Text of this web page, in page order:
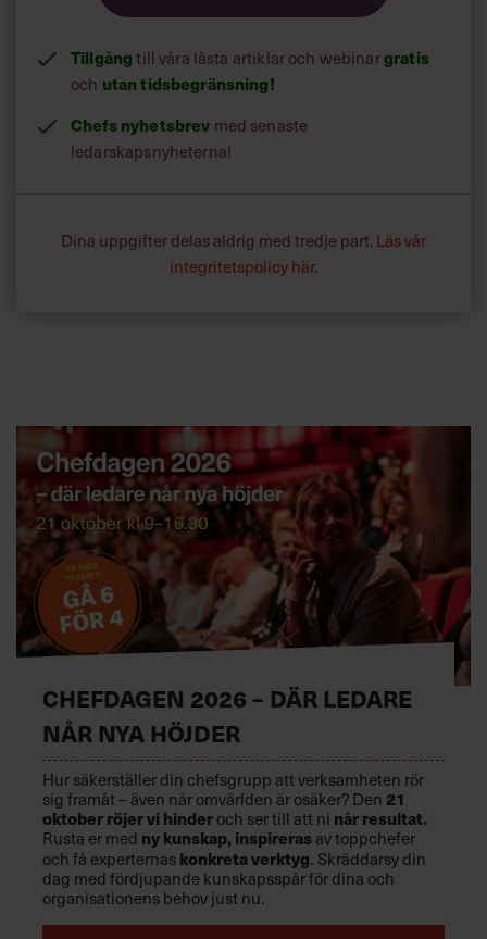
Tillgångtill våra låsta artiklar och webinargratis
och utan tidsbegränsning!
Chefs nyhetsbrev med senaste
ledarskapsnyheterna!
Dina uppgifter delas aldrig med tredje part. Läs vår
integritetspolicy här.
CHEFDAGEN 2026 – DÄR LEDARE
NÅR NYA HÖJDER
Hur säkerställer din chefsgrupp att verksamheten rör
sig framåt – även när omvärlden är osäker? Den 21
oktoberröjer vi hinderoch ser till att ni når resultat.
Rusta er med ny kunskap, inspirerasav toppchefer
och få experternaskonkreta verktyg. Skräddarsy din
dag med fördjupande kunskapsspår för dina och
organisationens behov just nu.